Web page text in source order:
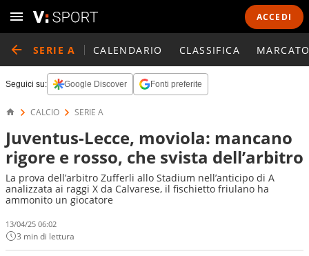
ACCEDI
SERIE A CALENDARIO CLASSIFICA
Seguici su: Google Discover Fonti preferite
CALCIO SERIE A
Juventus-Lecce, moviola: mancano
rigore e rosso, che svista dell’arbitro
La prova dell’arbitro Zufferli allo Stadium nell’anticipo di A
analizzata ai raggi X da Calvarese, il fischietto friulano ha
ammonito un giocatore
13/04/25 06:02
3 min di lettura